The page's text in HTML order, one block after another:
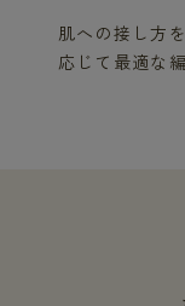
肌への接し方
応じて最適な